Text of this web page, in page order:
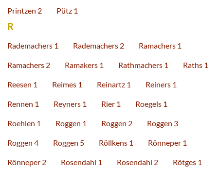
Printzen 2 Pütz 1
R
Rademachers 1 Rademachers 2 Ramachers 1
Ramachers 2 Ramakers 1 Rathmachers 1 Raths 1
Reesen 1 Reimes 1 Reinartz 1 Reiners 1
Rennen 1 Reyners 1 Rier 1 Roegels 1
Roehlen 1 Roggen 1 Roggen 2 Roggen 3
Roggen 4 Roggen 5 Röllkens 1 Rönneper 1
Rönneper 2 Rosendahl 1 Rosendahl 2 Rötges 1